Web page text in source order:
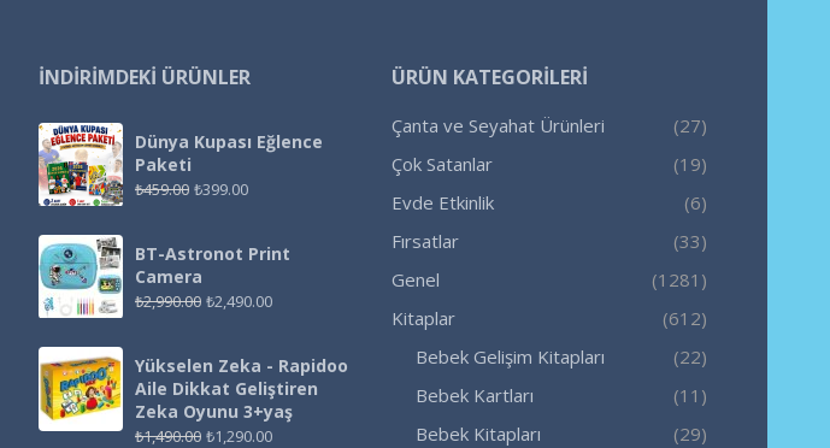
İNDIRIMDEKI ÜRÜNLER
Dünya Kupası Eğlence
Paketi
₺459.00 ₺399.00
BT-Astronot Print
Camera
₺2,990.00 ₺2,490.00
Yükselen Zeka - Rapidoo
Aile Dikkat Geliştiren
Zeka Oyunu 3+yaş
₺1,490.00 ₺1,290.00
ÜRÜN KATEGORILERI
Çanta ve Seyahat Ürünleri
(27)
Çok Satanlar
(19)
Evde Etkinlik
(6)
Fırsatlar
(33)
Genel
(1281)
Kitaplar
(612)
Bebek Gelişim Kitapları
(22)
Bebek Kartları
(11)
Bebek Kitapları
(29)